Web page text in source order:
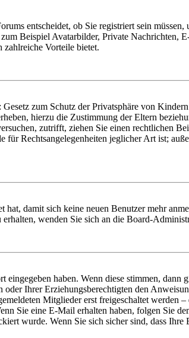
entscheidet, ob Sie registriert sein
Beispiel Avatarbilder, Private Nachrichten,
zahlreiche Vorteile bietet.
zum Schutz der Privatsphäre von
hierzu die Zustimmung der Eltern
zutrifft, ziehen Sie einen rechtlichen
Rechtsangelegenheiten jeglicher Art ist;
damit sich keine neuen Benutzer mehr
wenden Sie sich an die Board-
haben. Wenn diese stimmen, dann
Ihrer Erziehungsberechtigten den
Mitglieder erst freigeschaltet werden
Sie eine E-Mail erhalten haben, folgen Sie
wurde. Wenn Sie sich sicher sind, dass